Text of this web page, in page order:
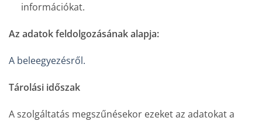
információkat.
Az adatok feldolgozásának alapja:
A beleegyezésről.
Tárolási időszak
A szolgáltatás megszűnésekor ezeket az adatokat a